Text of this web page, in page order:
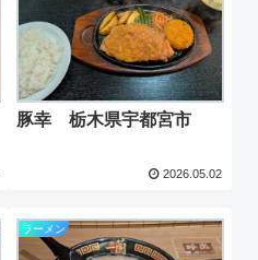
豚幸 栃木県宇都宮市
2026.05.02
ラーメン